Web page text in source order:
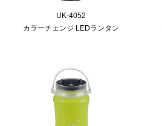
UK-4052
カラーチェンジ LEDランタン